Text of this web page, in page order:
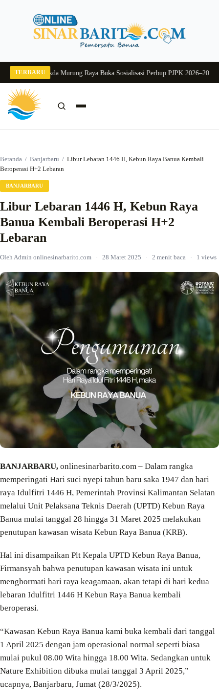
TERBARU
2026Pj Sekda Murung Raya Buka Sosialisasi Perbup PJPK 2026–2030
Beranda / Banjarbaru / Libur Lebaran 1446 H, Kebun Raya Banua Kembali
Beroperasi H+2 Lebaran
BANJARBARU
Libur Lebaran 1446 H, Kebun Raya
Banua Kembali Beroperasi H+2
Lebaran
Oleh Admin onlinesinarbarito.com · 28 Maret 2025 · 2 menit baca · 1 views
BANJARBARU, onlinesinarbarito.com – Dalam rangka
memperingati Hari suci nyepi tahun baru saka 1947 dan hari
raya Idulfitri 1446 H, Pemerintah Provinsi Kalimantan Selatan
melalui Unit Pelaksana Teknis Daerah (UPTD) Kebun Raya
Banua mulai tanggal 28 hingga 31 Maret 2025 melakukan
penutupan kawasan wisata Kebun Raya Banua (KRB).
Hal ini disampaikan Plt Kepala UPTD Kebun Raya Banua,
Firmansyah bahwa penutupan kawasan wisata ini untuk
menghormati hari raya keagamaan, akan tetapi di hari kedua
lebaran Idulfitri 1446 H Kebun Raya Banua kembali
beroperasi.
“Kawasan Kebun Raya Banua kami buka kembali dari tanggal
1 April 2025 dengan jam operasional normal seperti biasa
mulai pukul 08.00 Wita hingga 18.00 Wita. Sedangkan untuk
Nature Exhibition dibuka mulai tanggal 3 April 2025,”
ucapnya, Banjarbaru, Jumat (28/3/2025).